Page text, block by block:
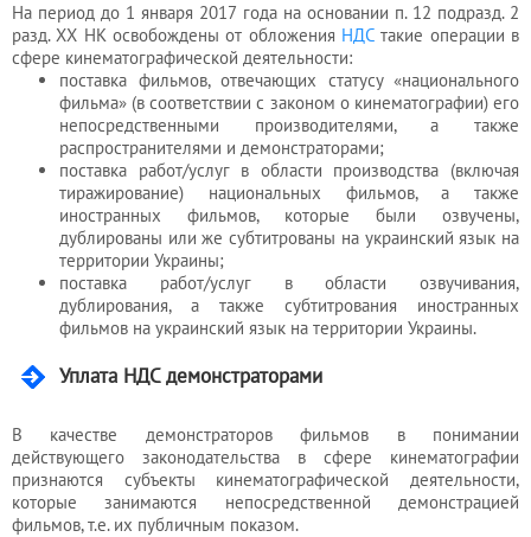
На период до 1 января 2017 года на основании п. 12 подразд. 2
разд. XX НК освобождены от обложения НДСтакие операции в
сфере кинематографической деятельности:
поставка фильмов, отвечающих статусу «национального
фильма» (в соответствии с законом о кинематографии) его
непосредственными производителями, а также
распространителями и демонстраторами;
поставка работ/услуг в области производства (включая
тиражирование) национальных фильмов, а также
иностранных фильмов, которые были озвучены,
дублированы или же субтитрованы на украинский язык на
территории Украины;
поставка работ/услуг в области озвучивания,
дублирования, а также субтитрования иностранных
фильмов на украинский язык на территории Украины.
Уплата НДС демонстраторами
В качестве демонстраторов фильмов в понимании
действующего законодательства в сфере кинематографии
признаются субъекты кинематографической деятельности,
которые занимаются непосредственной демонстрацией
фильмов, т.е. их публичным показом.